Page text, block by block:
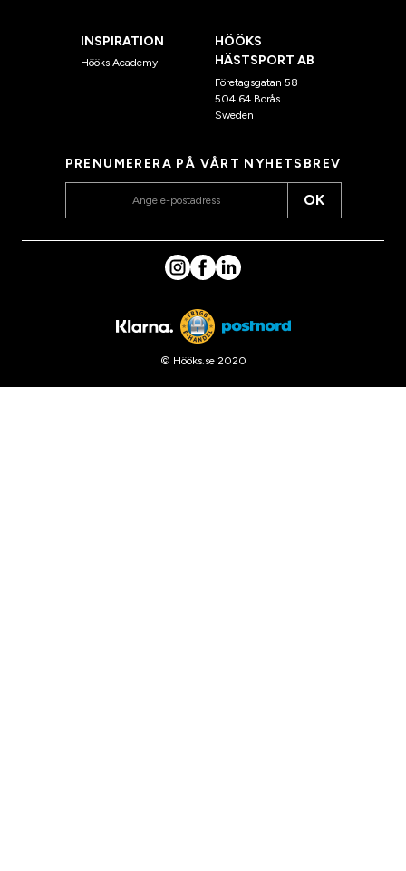
INSPIRATION
Hööks Academy
HÖÖKS
HÄSTSPORT AB
Företagsgatan 58
504 64 Borås
Sweden
PRENUMERERA PÅ VÅRT NYHETSBREV
OK
© Hööks.se 2020